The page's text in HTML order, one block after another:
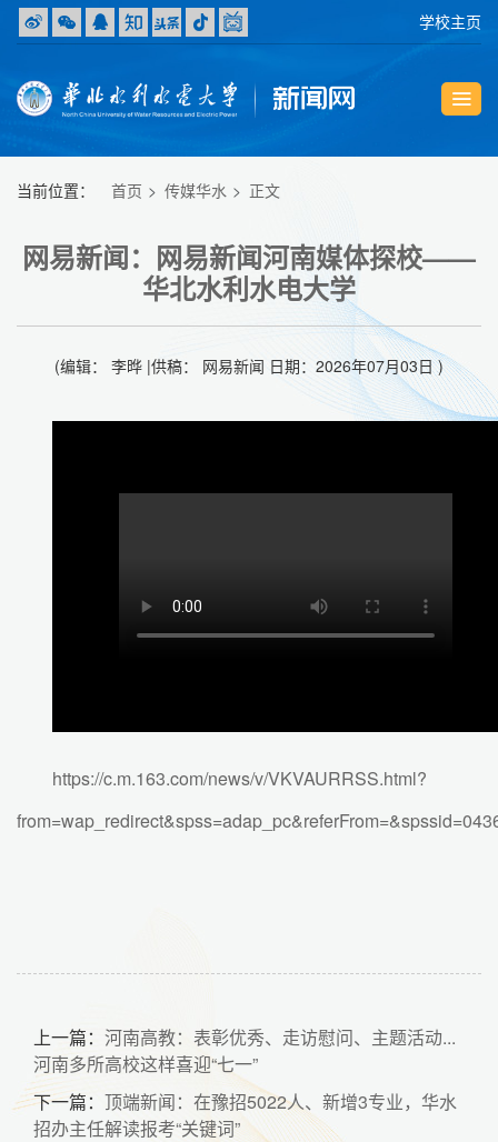
学校主页
当前位置： 首页 传媒华水 正文
网易新闻：网易新闻河南媒体探校——
华北水利水电大学
(编辑： 李晔 |供稿： 网易新闻 日期：2026年07月03日 )
https://c.m.163.com/news/v/VKVAURRSS.html?
上一篇： 河南高教：表彰优秀、走访慰问、主题活动...
河南多所高校这样喜迎“七一”
下一篇： 顶端新闻：在豫招5022人、新增3专业，华水
招办主任解读报考“关键词”